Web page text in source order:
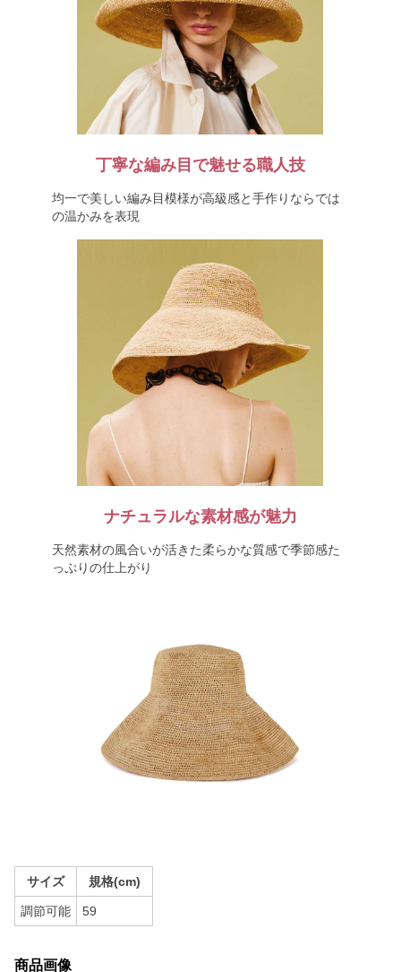
丁寧な編み目で魅せる職人技
均一で美しい編み目模様が高級感と手作りならでは
の温かみを表現
ナチュラルな素材感が魅力
天然素材の風合いが活きた柔らかな質感で季節感た
っぷりの仕上がり
サイズ 規格(cm)
調節可能 59
商品画像